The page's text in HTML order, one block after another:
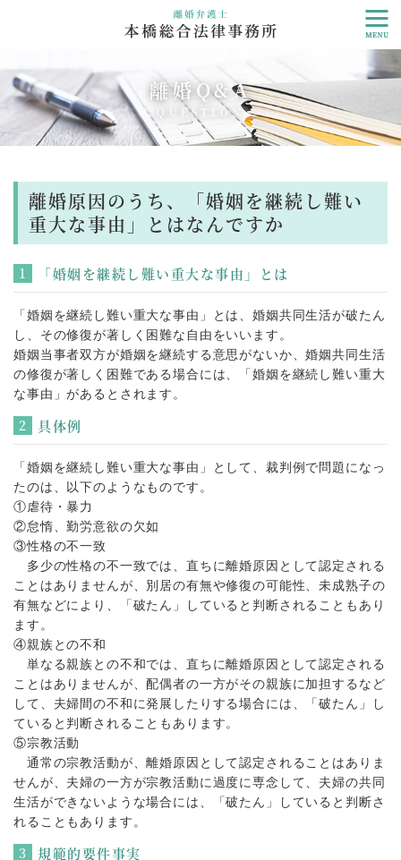
離婚Q&A
QUESTION
離婚原因のうち、「婚姻を継続し難い
重大な事由」とはなんですか
「婚姻を継続し難い重大な事由」とは
「婚姻を継続し難い重大な事由」とは、婚姻共同生活が破たん
し、その修復が著しく困難な自由をいいます。
婚姻当事者双方が婚姻を継続する意思がないか、婚姻共同生活
の修復が著しく困難である場合には、「婚姻を継続し難い重大
な事由」があるとされます。
具体例
「婚姻を継続し難い重大な事由」として、裁判例で問題になっ
たのは、以下のようなものです。
①虐待・暴力
②怠惰、勤労意欲の欠如
③性格の不一致
多少の性格の不一致では、直ちに離婚原因として認定される
ことはありませんが、別居の有無や修復の可能性、未成熟子の
有無などにより、「破たん」していると判断されることもあり
ます。
④親族との不和
単なる親族との不和では、直ちに離婚原因として認定される
ことはありませんが、配偶者の一方がその親族に加担するなど
して、夫婦間の不和に発展したりする場合には、「破たん」し
ていると判断されることもあります。
⑤宗教活動
通常の宗教活動が、離婚原因として認定されることはありま
せんが、夫婦の一方が宗教活動に過度に専念して、夫婦の共同
生活ができないような場合には、「破たん」していると判断さ
れることもあります。
規範的要件事実